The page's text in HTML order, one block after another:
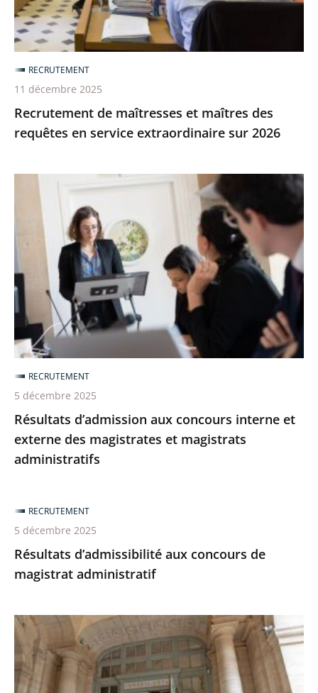
en
service
extraordinaire
sur
2026
Recrutement de maîtresses et maîtres des
requêtes en service extraordinaire sur 2026
RECRUTEMENT
11 décembre 2025
Résultats
d’admission
concours
interne
et
externe
des
magistrates
et
magistrats
administratifs
Résultats d’admission aux concours interne et
externe des magistrates et magistrats
administratifs
RECRUTEMENT
5 décembre 2025
Résultats d’admissibilité aux concours de
magistrat administratif
RECRUTEMENT
5 décembre 2025
Devenez
maître,
maîtresse
des